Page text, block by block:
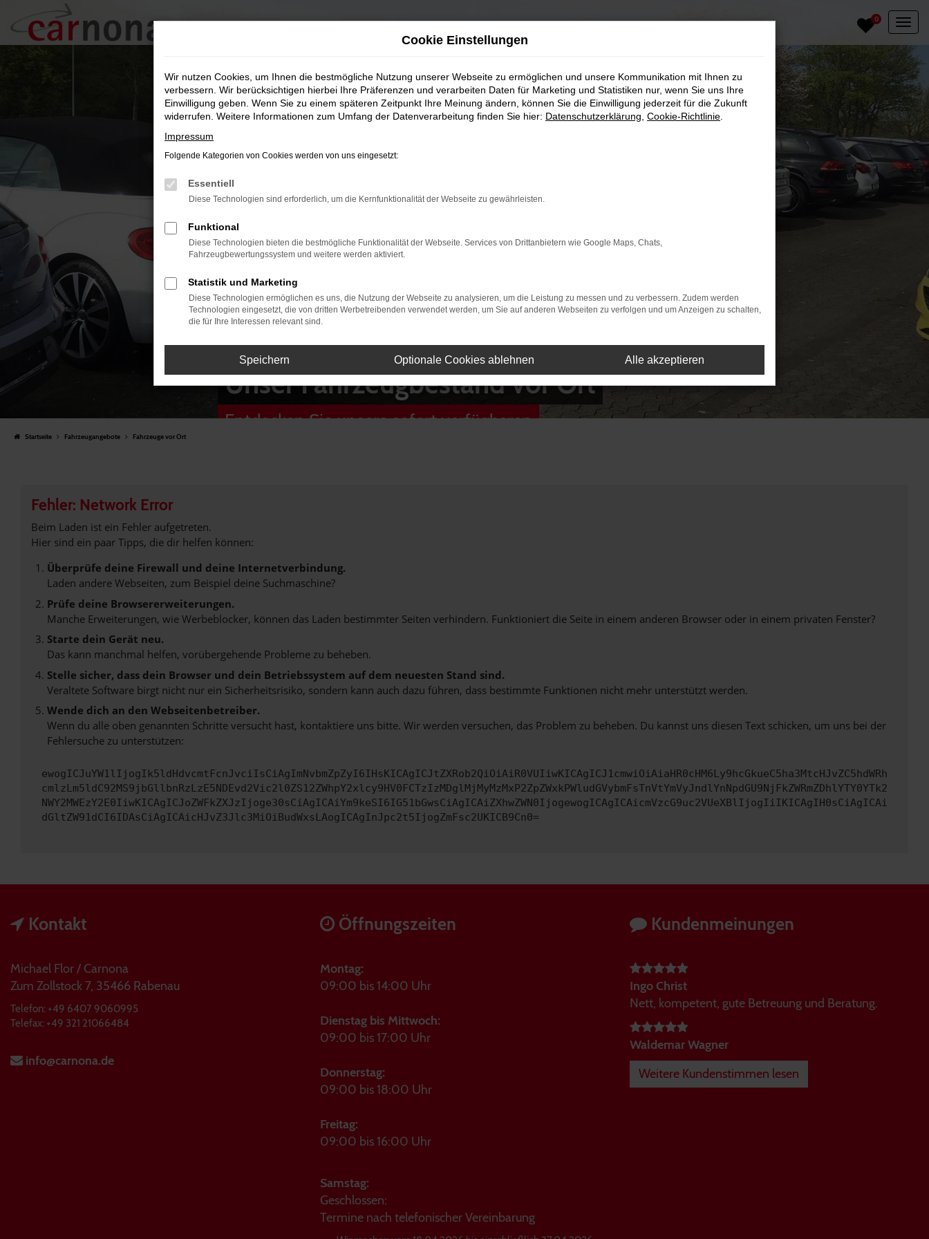
Zum
Hauptinhalt
springen
0
Unser Fahrzeugbestand vor Ort
Entdecken Sie unsere sofort verfügbaren
Startseite Fahrzeugangebote Fahrzeuge vor Ort
Fehler: Network Error
Beim Laden ist ein Fehler aufgetreten.
Hier sind ein paar Tipps, die dir helfen können:
Überprüfe deine Firewall und deine Internetverbindung.
Laden andere Webseiten, zum Beispiel deine Suchmaschine?
Prüfe deine Browsererweiterungen.
Manche Erweiterungen, wie Werbeblocker, können das Laden bestimmter Seiten verhindern. Funktioniert die Seite in einem anderen Browser oder in einem privaten Fenster?
Starte dein Gerät neu.
Das kann manchmal helfen, vorübergehende Probleme zu beheben.
Stelle sicher, dass dein Browser und dein Betriebssystem auf dem neuesten Stand sind.
Veraltete Software birgt nicht nur ein Sicherheitsrisiko, sondern kann auch dazu führen, dass bestimmte Funktionen nicht mehr unterstützt werden.
Wende dich an den Webseitenbetreiber.
Wenn du alle oben genannten Schritte versucht hast, kontaktiere uns bitte. Wir werden versuchen, das Problem zu beheben. Du kannst uns diesen Text schicken, um uns bei der
Fehlersuche zu unterstützen:
ewogICJuYW1lIjogIk5ldHdvcmtFcnJvciIsCiAgImNvbmZpZyI6IHsKICAgICJtZXRob2QiOiAiR0VUIiwKICAgICJ1cmwiOiAiaHR0cHM6Ly9hcGkueC5ha3MtcHJvZC5hdWRh
cmlzLm5ldC92MS9jbGllbnRzLzE5NDEvd2Vic2l0ZS12ZWhpY2xlcy9HV0FCTzIzMDglMjMyMzMxP2ZpZWxkPWludGVybmFsTnVtYmVyJndlYnNpdGU9NjFkZWRmZDhlYTY0YTk2
NWY2MWEzY2E0IiwKICAgICJoZWFkZXJzIjoge30sCiAgICAiYm9keSI6IG51bGwsCiAgICAiZXhwZWN0IjogewogICAgICAicmVzcG9uc2VUeXBlIjogIiIKICAgIH0sCiAgICAi
dGltZW91dCI6IDAsCiAgICAicHJvZ3Jlc3MiOiBudWxsLAogICAgInJpc2t5IjogZmFsc2UKICB9Cn0=
Kontakt
Michael Flor / Carnona
Zum Zollstock 7, 35466 Rabenau
Telefon: +49 6407 9060995
Telefax: +49 321 21066484
info@carnona.de
Öffnungszeiten
Montag:
09:00 bis 14:00 Uhr
Dienstag bis Mittwoch:
09:00 bis 17:00 Uhr
Donnerstag:
09:00 bis 18:00 Uhr
Freitag:
09:00 bis 16:00 Uhr
Samstag:
Geschlossen:
Termine nach telefonischer Vereinbarung
Kundenmeinungen
Ingo Christ
Nett, kompetent, gute Betreuung und Beratung.
Waldemar Wagner
Weitere Kundenstimmen lesen
Cookie Einstellungen
Wir nutzen Cookies, um Ihnen die bestmögliche Nutzung unserer Webseite zu ermöglichen und unsere Kommunikation mit Ihnen zu
verbessern. Wir berücksichtigen hierbei Ihre Präferenzen und verarbeiten Daten für Marketing und Statistiken nur, wenn Sie uns Ihre
Einwilligung geben. Wenn Sie zu einem späteren Zeitpunkt Ihre Meinung ändern, können Sie die Einwilligung jederzeit für die Zukunft
widerrufen. Weitere Informationen zum Umfang der Datenverarbeitung finden Sie hier: Datenschutzerklärung Cookie-Richtlinie
Impressum
Folgende Kategorien von Cookies werden von uns eingesetzt:
Essentiell
Diese Technologien sind erforderlich, um die Kernfunktionalität der Webseite zu gewährleisten.
Funktional
Diese Technologien bieten die bestmögliche Funktionalität der Webseite. Services von Drittanbietern wie Google Maps, Chats,
Fahrzeugbewertungssystem und weitere werden aktiviert.
Statistik und Marketing
Diese Technologien ermöglichen es uns, die Nutzung der Webseite zu analysieren, um die Leistung zu messen und zu verbessern. Zudem werden
Technologien eingesetzt, die von dritten Werbetreibenden verwendet werden, um Sie auf anderen Webseiten zu verfolgen und um Anzeigen zu schalten,
die für Ihre Interessen relevant sind.
Speichern Optionale Cookies ablehnen Alle akzeptieren